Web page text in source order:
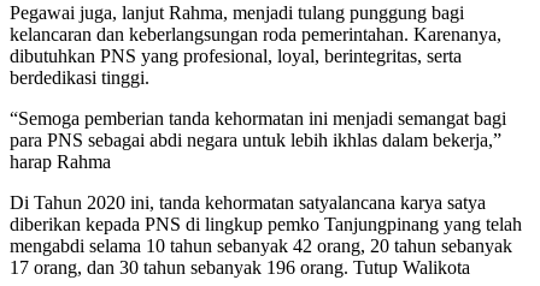
Pegawai juga, lanjut Rahma, menjadi tulang punggung bagi
kelancaran dan keberlangsungan roda pemerintahan. Karenanya,
dibutuhkan PNS yang profesional, loyal, berintegritas, serta
berdedikasi tinggi.
“Semoga pemberian tanda kehormatan ini menjadi semangat bagi
para PNS sebagai abdi negara untuk lebih ikhlas dalam bekerja,”
harap Rahma
Di Tahun 2020 ini, tanda kehormatan satyalancana karya satya
diberikan kepada PNS di lingkup pemko Tanjungpinang yang telah
mengabdi selama 10 tahun sebanyak 42 orang, 20 tahun sebanyak
17 orang, dan 30 tahun sebanyak 196 orang. Tutup Walikota